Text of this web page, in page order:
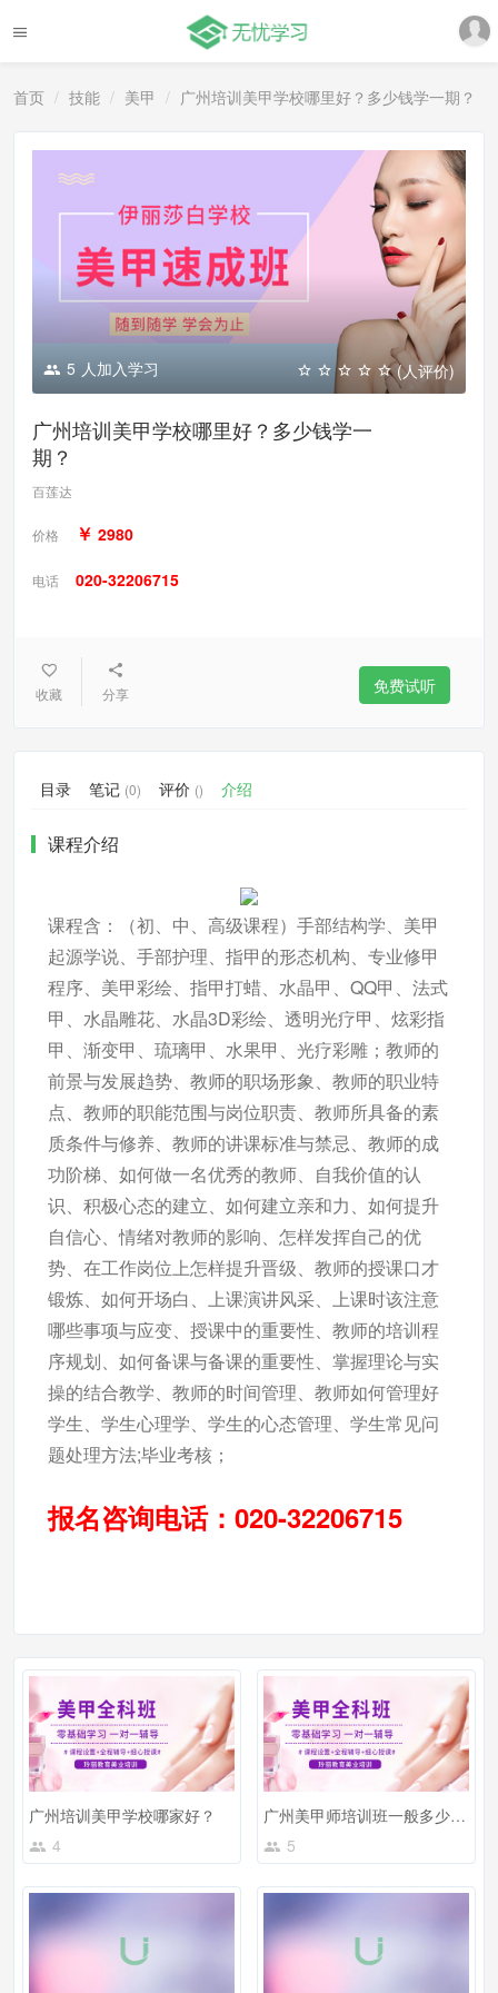
首页 技能 美甲 广州培训美甲学校哪里好？多少钱学一期？
5 人加入学习 (人评价)
广州培训美甲学校哪里好？多少钱学一
期？
百莲达
价格 ￥ 2980
电话 020-32206715
收藏 分享 免费试听
目录 笔记 (0) 评价 () 介绍
课程介绍
课程含：（初、中、高级课程）手部结构学、美甲
起源学说、手部护理、指甲的形态机构、专业修甲
程序、美甲彩绘、指甲打蜡、水晶甲、QQ甲、法式
甲、水晶雕花、水晶3D彩绘、透明光疗甲、炫彩指
甲、渐变甲、琉璃甲、水果甲、光疗彩雕；教师的
前景与发展趋势、教师的职场形象、教师的职业特
点、教师的职能范围与岗位职责、教师所具备的素
质条件与修养、教师的讲课标准与禁忌、教师的成
功阶梯、如何做一名优秀的教师、自我价值的认
识、积极心态的建立、如何建立亲和力、如何提升
自信心、情绪对教师的影响、怎样发挥自己的优
势、在工作岗位上怎样提升晋级、教师的授课口才
锻炼、如何开场白、上课演讲风采、上课时该注意
哪些事项与应变、授课中的重要性、教师的培训程
序规划、如何备课与备课的重要性、掌握理论与实
操的结合教学、教师的时间管理、教师如何管理好
学生、学生心理学、学生的心态管理、学生常见问
题处理方法;毕业考核；
报名咨询电话：020-32206715
广州培训美甲学校哪家好？
4
广州美甲师培训班一般多少钱？学费怎么样？
5